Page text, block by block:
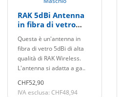
RAK 5dBi Antenna
in fibra di vetro
Type Maschio
Questa è un'antenna in
fibra di vetro 5dBi di alta
qualità di RAK Wireless.
L'antenna si adatta a ga..
CHF52,90
IVA esclusa: CHF48,94